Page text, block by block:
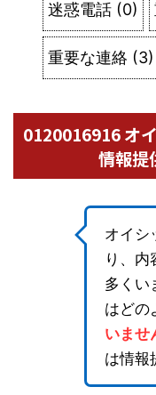
迷惑電話 (0)
重要な連絡 (3)
0120016916 オ
情報提
オイシ
り、内
多くい
はどの
いませ
は情報